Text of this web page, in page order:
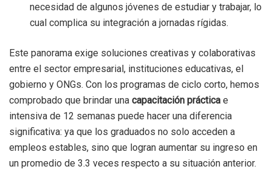
necesidad de algunos jóvenes de estudiar y trabajar, lo
cual complica su integración a jornadas rígidas.
Este panorama exige soluciones creativas y colaborativas
entre el sector empresarial, instituciones educativas, el
gobierno y ONGs. Con los programas de ciclo corto, hemos
comprobado que brindar una capacitación práctica e
intensiva de 12 semanas puede hacer una diferencia
significativa: ya que los graduados no solo acceden a
empleos estables, sino que logran aumentar su ingreso en
un promedio de 3.3 veces respecto a su situación anterior.